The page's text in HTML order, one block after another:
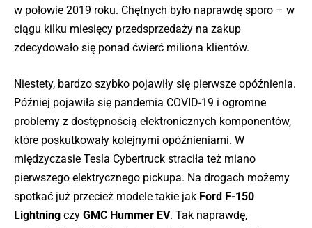
w połowie 2019 roku. Chętnych było naprawdę sporo – w
ciągu kilku miesięcy przedsprzedaży na zakup
zdecydowało się ponad ćwierć miliona klientów.
Niestety, bardzo szybko pojawiły się pierwsze opóźnienia.
Później pojawiła się pandemia COVID-19 i ogromne
problemy z dostępnością elektronicznych komponentów,
które poskutkowały kolejnymi opóźnieniami. W
międzyczasie Tesla Cybertruck straciła też miano
pierwszego elektrycznego pickupa. Na drogach możemy
spotkać już przecież modele takie jak Ford F-150
Lightning czy GMC Hummer EV. Tak naprawdę,